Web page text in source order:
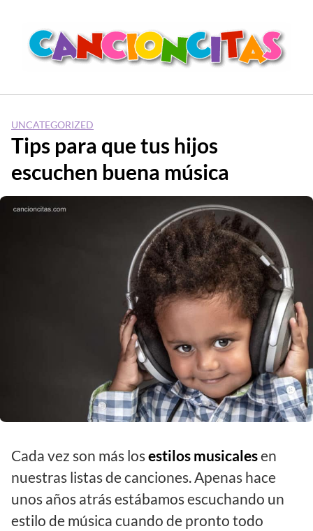
contenido
UNCATEGORIZED
Tips para que tus hijos
escuchen buena música
Cada vez son más losestilos musicalesen
nuestras listas de canciones. Apenas hace
unos años atrás estábamos escuchando un
estilo de música cuando de pronto todo